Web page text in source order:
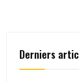
Derniers